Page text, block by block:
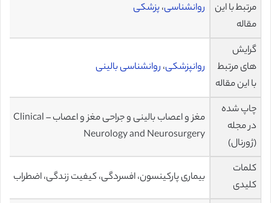
مرتبط با این
مقاله
روانشناسی، پزشکی
گرایش
های مرتبط
با این مقاله
روانپزشکی، روانشناسی بالینی
چاپ شده
در مجله
(ژورنال)
مغز و اعصاب بالینی و جراحی مغز و اعصاب – Clinical
Neurology and Neurosurgery
کلمات
کلیدی
بیماری پارکینسون، افسردگی، کیفیت زندگی، اضطراب